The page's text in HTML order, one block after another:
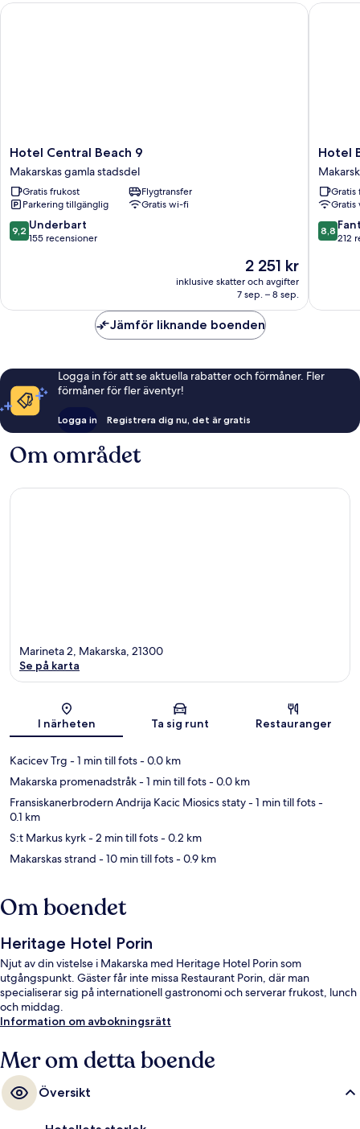
Hotel
Central
Beach
9
Makarskas
gamla
stadsdel
Hotel Central Beach 9
Makarskas gamla stadsdel
Gratis frukost
Flygtransfer
Parkering tillgänglig
Gratis wi-fi
9.2
av
9,2 Underbart
155 recensioner
Priset
är
2 251 kr
2 251 kr
inklusive skatter och avgifter
7 sep. – 8 sep.
Hotel Central Beach 9
Hotel
Biokovo
gamla
stadsdel
Hotel
Gratis
8.8
av
8,8
212
Hotel
Jämför liknande boenden
Logga in för att se aktuella rabatter och förmåner. Fler
förmåner för fler äventyr!
Logga in Registrera dig nu, det är gratis
Om området
Karta
Marineta 2, Makarska, 21300
Se på karta
I närheten Ta sig runt Restauranger
Kacicev Trg - 1 min till fots- 0.0 km
Makarska promenadstråk- 1 min till fots- 0.0 km
Fransiskanerbrodern Andrija Kacic Miosics staty- 1 min till fots-
0.1 km
S:t Markus kyrk- 2 min till fots- 0.2 km
Makarskas strand - 10 min till fots- 0.9 km
Om boendet
Heritage Hotel Porin
Njut av din vistelse i Makarska med Heritage Hotel Porin som
utgångspunkt. Gäster får inte missa Restaurant Porin, där man
specialiserar sig på internationell gastronomi och serverar frukost, lunch
och middag.
Information om avbokningsrätt
Mer om detta boende
Översikt